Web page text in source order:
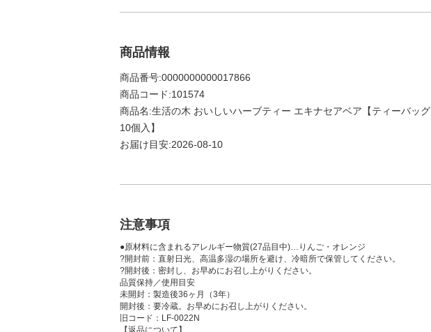
商品情報
商品番号:0000000000017866
商品コード:101574
商品名:生活の木 おいしいハーブティー エキナセアベア【ティーバッグ
10個入】
お届け目安:2026-08-10
注意事項
●原材料に含まれるアレルギー物質(27品目中)…りんご・オレンジ
?開封前：直射日光、高温多湿の場所を避け、冷暗所で保管してください。
?開封後：密封し、お早めにお召し上がりください。
品質保持／使用目安
未開封：製造後36ヶ月（3年）
開封後：要冷蔵。お早めにお召し上がりください。
旧コード：LF-0022N
【返品について】